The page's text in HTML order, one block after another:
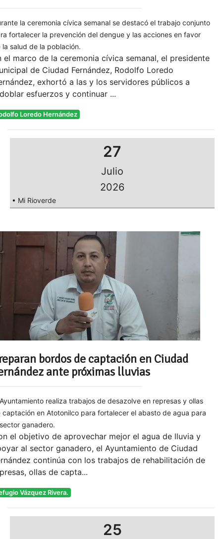
la ceremonia cívica semanal se destacó el trabajo conjunto
fortalecer la prevención del dengue y las acciones en favor
la salud de la población.
el marco de la ceremonia cívica semanal, el presidente
de Ciudad Fernández, Rodolfo Loredo
exhortó a las y los servidores públicos a
esfuerzos y continuar ...
Loredo Hernández
27
Julio
2026
• Mi Rioverde
bordos de captación en Ciudad
ante próximas lluvias
realiza trabajos de desazolve en represas y ollas
captación en Atotonilco para fortalecer el abasto de agua para
ganadero.
el objetivo de aprovechar mejor el agua de lluvia y
al sector ganadero, el Ayuntamiento de Ciudad
continúa con los trabajos de rehabilitación de
ollas de capta...
Vázquez Rivera.
25